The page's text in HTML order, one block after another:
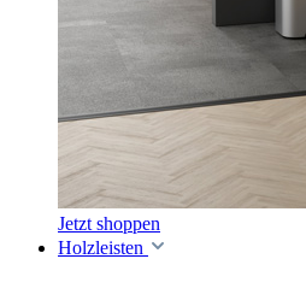
Jetzt shoppen
Holzleisten